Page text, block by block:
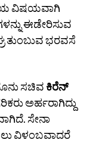
ವಿಷಯವಾಗಿ
ಈಡೇರಿಸುವ
ತುಂಬುವ ಭರವಸೆ
ಸಚಿವ ಕಿರೆನ್‌
ಅರ್ಹರಾಗಿದ್ದು
ಸೇನಾ
ವಿಳಂಬವಾದರೆ